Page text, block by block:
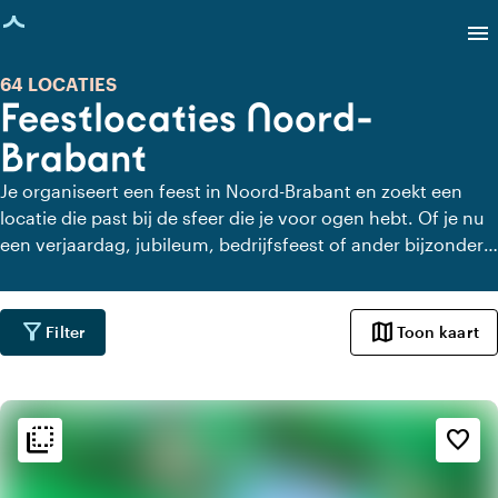
geladen
menu
Feestlocaties Noord-
Brabant
64 LOCATIES
Je organiseert een feest in Noord-Brabant en zoekt een
locatie die past bij de sfeer die je voor ogen hebt. Of je nu
een verjaardag, jubileum, bedrijfsfeest of ander bijzonder
gastvrijheid. Van intieme settings tot ruime zalen: ontdek
locaties waar je samenkomt, geniet en herinneringen
maakt.
filter_alt Filter map Toon kaart
flip_to_back favorite_border
flip_to_back Sfeer en esthetiek
factory
Industrieel